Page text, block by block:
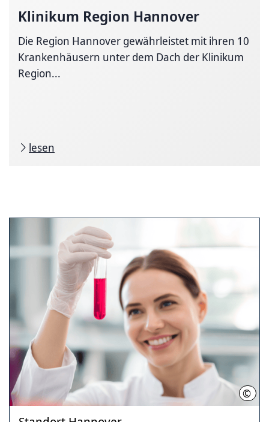
Klinikum Region Hannover
Die Region Hannover gewährleistet mit ihren 10
Krankenhäusern unter dem Dach der Klinikum
Region...
lesen
©